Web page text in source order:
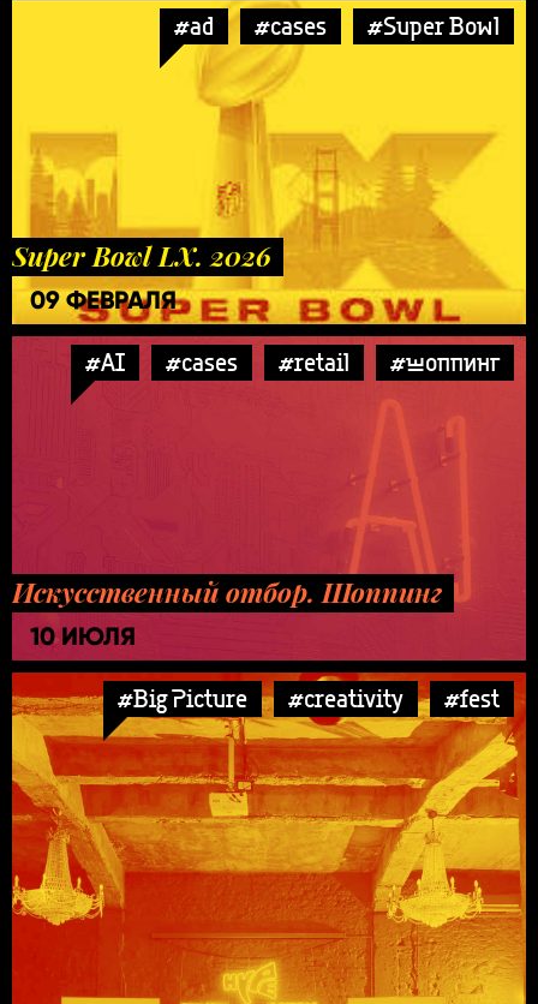
#ad #cases #Super Bowl
Super Bowl LX. 2026
09 ФЕВРАЛЯ
#AI #cases #retail #шоппинг
Искусственный отбор. Шоппинг
10 ИЮЛЯ
#Big Picture #creativity #fest